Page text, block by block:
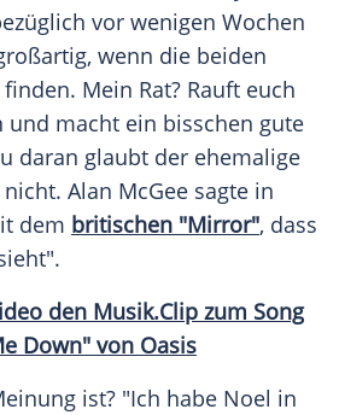
vor wenigen Wochen
wenn die beiden
Mein Rat? Rauft euch
und macht ein bisschen gute
daran glaubt der ehemalige
Alan McGee sagte in
dem britischen "Mirror", dass
den Musik.Clip zum Song
Down" von Oasis
ist? "Ich habe Noel in